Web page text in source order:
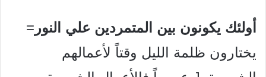
أولئك يكونون بين المتمردين علي النور =
يختارون ظلمة الليل وقتاً لأعمالهم